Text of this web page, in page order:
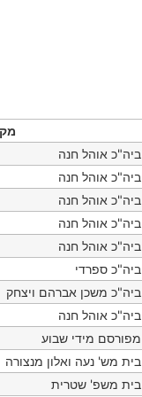
ביה"כ אוהל חנה
ביה"כ אוהל חנה
ביה"כ אוהל חנה
ביה"כ אוהל חנה
ביה"כ אוהל חנה
ביה"כ ספרדי
ביה"כ משכן אברהם ויצחק
ביה"כ אוהל חנה
מפורסם מידי שבוע
בית מש' נעה ואלון מנצורה
בית משפ' שטרית